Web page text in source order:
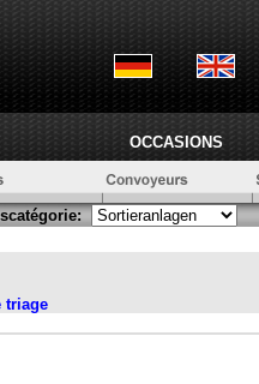
OCCASIONS
triage